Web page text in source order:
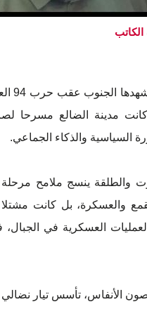
في زخم
كانت مدينة الضالع مسرحا
السياسية والذكاء الجماعي.
والعسكرة، بل كانت
العسكرية في
الأنفاس، تأسس تيار نضالي